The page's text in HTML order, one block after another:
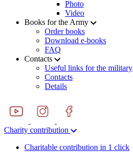
Photo
Video
Books for the Army
Order books
Download e-books
FAQ
Contacts
Useful links for the military
Contacts
Details
Charity contribution
Charitable contribution in 1 click